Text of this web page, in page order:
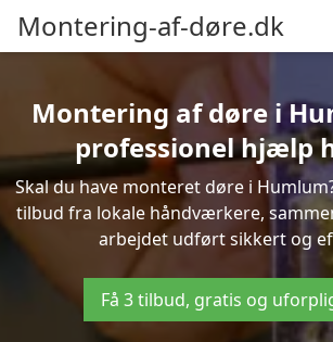
Montering-af-døre.dk
Montering af døre i
professionel hjælp
Skal du have monteret døre i
tilbud fra lokale håndværkere,
arbejdet udført sikkert og
Få 3 tilbud, gratis og